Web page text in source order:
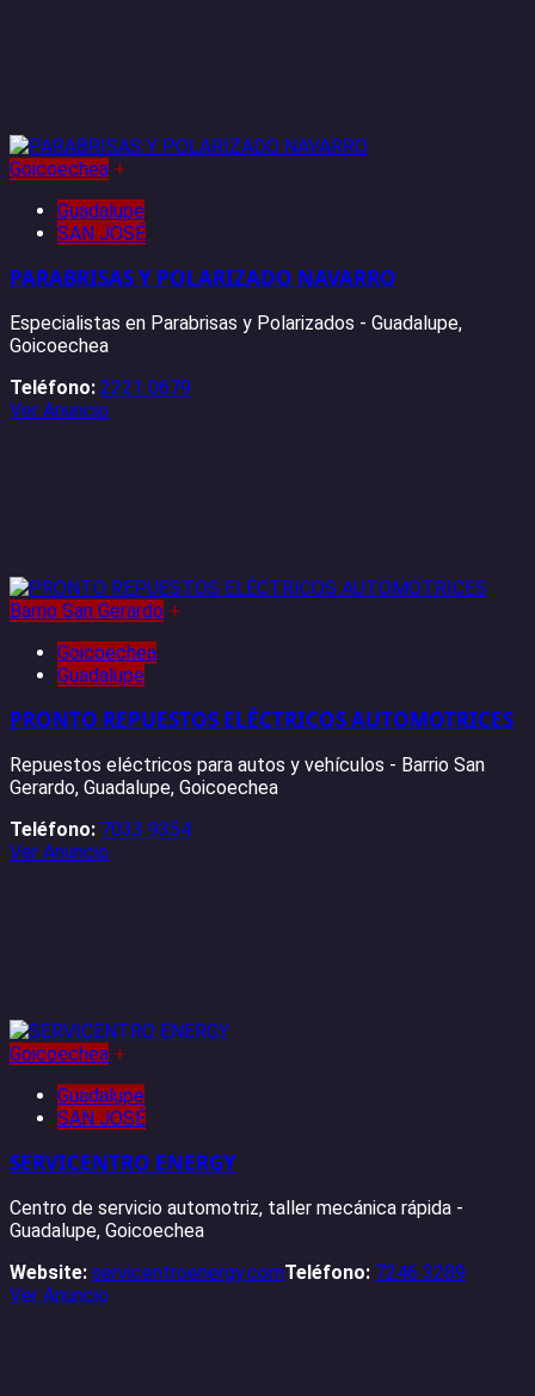
Goicoechea +
Guadalupe
SAN JOSÉ
PARABRISAS Y POLARIZADO NAVARRO
Especialistas en Parabrisas y Polarizados - Guadalupe,
Goicoechea
Teléfono: 2221 0679
Ver Anuncio
Barrio San Gerardo +
Goicoechea
Guadalupe
PRONTO REPUESTOS ELÉCTRICOS AUTOMOTRICES
Repuestos eléctricos para autos y vehículos - Barrio San
Gerardo, Guadalupe, Goicoechea
Teléfono: 7033 9354
Ver Anuncio
Goicoechea +
Guadalupe
SAN JOSÉ
SERVICENTRO ENERGY
Centro de servicio automotriz, taller mecánica rápida -
Guadalupe, Goicoechea
Website: servicentroenergy.comTeléfono: 7246 3289
Ver Anuncio